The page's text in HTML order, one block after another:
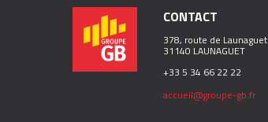
CONTACT
378, route de Launaguet
31140 LAUNAGUET
+33 5 34 66 22 22
accueil@groupe-gb.fr